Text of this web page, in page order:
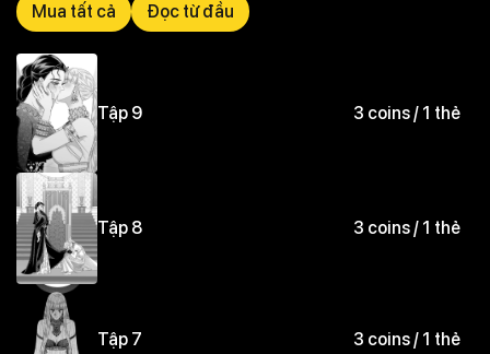
“Cầu xin ngài hãy giết chết chồng con”
Nhân vật: Ruby Al Manaf x Phaemos
Mua tất cả Đọc từ đầu
Tập 9 3 coins / 1 thẻ
Tập 8 3 coins / 1 thẻ
Tập 7 3 coins / 1 thẻ